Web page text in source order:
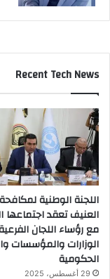
Recent Tech News
اللجنة الوطنية
العنيف تعقد اجتماعها
مع رؤساء اللجان
الوزارات والمؤسسات
الحكومية
29 أغسطس، 2025